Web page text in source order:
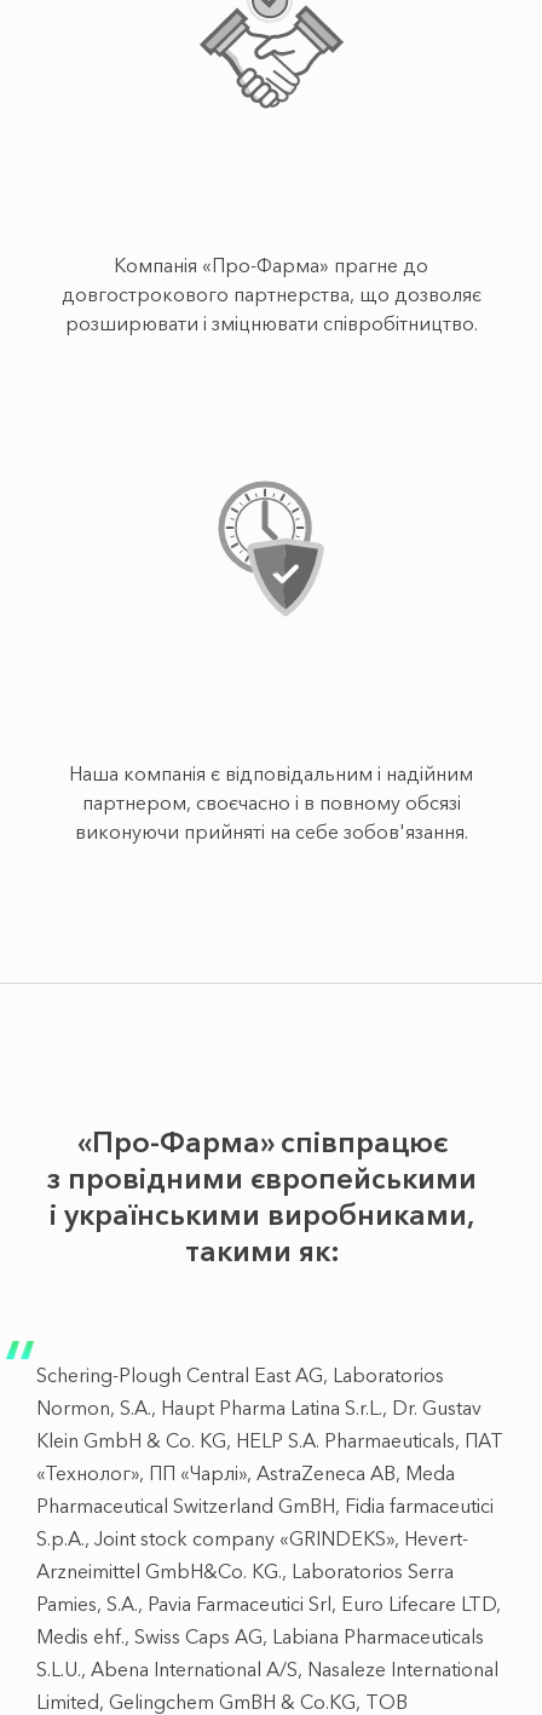
Компанія «Про-Фарма» прагне до
довгострокового партнерства, що дозволяє
розширювати і зміцнювати співробітництво.
Наша компанія є відповідальним і надійним
партнером, своєчасно і в повному обсязі
виконуючи прийняті на себе зобов'язання.
«Про-Фарма» співпрацює
з провідними європейськими
і українськими виробниками,
такими як:
Schering-Plough Central East AG, Laboratorios
Normon, S.A., Haupt Pharma Latina S.r.L., Dr. Gustav
Klein GmbH & Co. KG, HELP S.A. Pharmaeuticals, ПАТ
«Технолог», ПП «Чарлі», AstraZeneca AB, Meda
Pharmaceutical Switzerland GmBH, Fidia farmaceutici
S.p.A., Joint stock company «GRINDEKS», Hevert-
Arzneimittel GmbH&Co. KG., Laboratorios Serra
Pamies, S.A., Pavia Farmaceutici Srl, Euro Lifecare LTD,
Medis ehf., Swiss Caps AG, Labiana Pharmaceuticals
S.L.U., Abena International A/S, Nasaleze International
Limited, Gelingchem GmBH & Co.KG, ТОВ